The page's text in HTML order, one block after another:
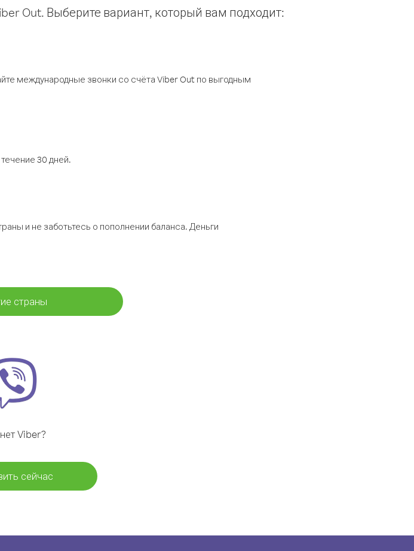
Out. Выберите вариант, который вам подходит:
международные звонки со счёта Viber Out по выгодным
30 дней.
и не заботьтесь о пополнении баланса. Деньги
страны
Viber?
сейчас